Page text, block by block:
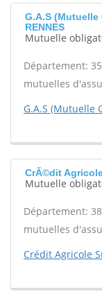
G.A.S
RENNES
Mutuelle
Département: 35
mutuelles
G.A.S (Mutuelle
CrÃ©dit Agricole
Mutuelle
Département: 38
mutuelles
Crédit Agricole